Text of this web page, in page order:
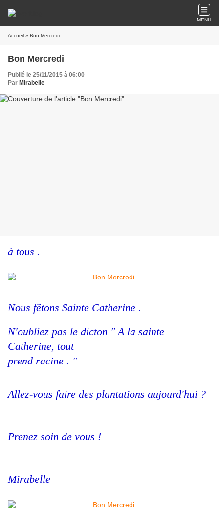
MENU
Accueil » Bon Mercredi
Bon Mercredi
Publié le 25/11/2015 à 06:00
Par Mirabelle
à tous .
Nous fêtons Sainte Catherine .
N'oubliez pas le dicton " A la sainte
Catherine, tout
prend racine . "
Allez-vous faire des plantations aujourd'hui ?
Prenez soin de vous !
Mirabelle